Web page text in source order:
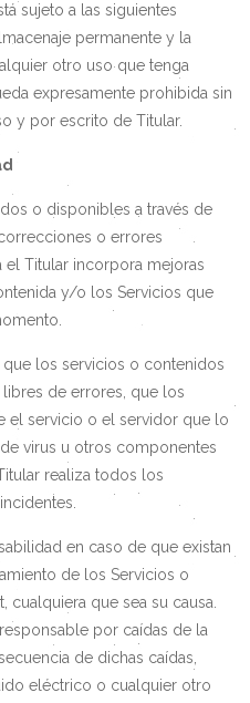
sujeto a las siguientes
permanente y la
otro uso que tenga
expresamente prohibida sin
y por escrito de Titular.
o disponibles a través de
o errores
Titular incorpora mejoras
y/o los Servicios que
que los servicios o contenidos
de errores, que los
el servicio o el servidor que lo
virus u otros componentes
realiza todos los
en caso de que existan
de los Servicios o
que sea su causa.
por caídas de la
de dichas caídas,
eléctrico o cualquier otro